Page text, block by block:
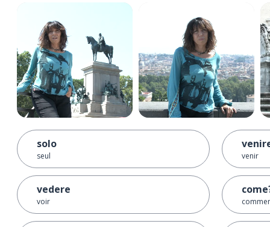
solo
seul
vedere
voir
venir